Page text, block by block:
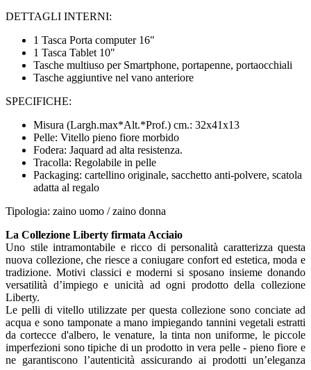
DETTAGLI INTERNI:
1 Tasca Porta computer 16"
1 Tasca Tablet 10"
Tasche multiuso per Smartphone, portapenne, portaocchiali
Tasche aggiuntive nel vano anteriore
SPECIFICHE:
Misura (Largh.max*Alt.*Prof.) cm.: 32x41x13
Pelle: Vitello pieno fiore morbido
Fodera: Jaquard ad alta resistenza.
Tracolla: Regolabile in pelle
Packaging: cartellino originale, sacchetto anti-polvere, scatola
adatta al regalo
Tipologia: zaino uomo / zaino donna
La Collezione Liberty firmata Acciaio
Uno stile intramontabile e ricco di personalità caratterizza questa
nuova collezione, che riesce a coniugare confort ed estetica, moda e
tradizione. Motivi classici e moderni si sposano insieme donando
versatilità d’impiego e unicità ad ogni prodotto della collezione
Liberty.
Le pelli di vitello utilizzate per questa collezione sono conciate ad
acqua e sono tamponate a mano impiegando tannini vegetali estratti
da cortecce d'albero, le venature, la tinta non uniforme, le piccole
imperfezioni sono tipiche di un prodotto in vera pelle - pieno fiore e
ne garantiscono l’autenticità assicurando ai prodotti un’eleganza